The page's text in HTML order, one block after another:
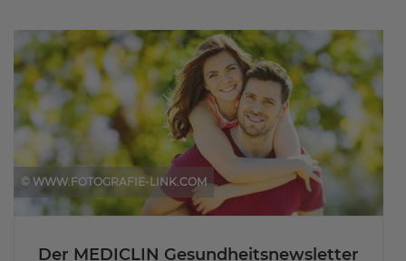
© WWW.FOTOGRAFIE-LINK.COM
Der MEDICLIN Gesundheitsnewsletter